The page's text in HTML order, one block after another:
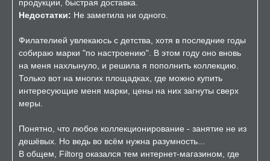
продукции, быстрая доставка.
Недостатки: Не заметила ни одного.
Филателией увлекаюсь с детства, хотя в последние годы
собираю марки "по настроению". В этом году оно вновь
на меня нахлынуло, и решила я пополнить коллекцию.
Только вот на многих площадках, где можно купить
интересующие меня марки, цены на них загнуты сверх
меры.
Понятно, что любое коллекционирование - занятие не из
дешёвых. Но ведь во всём нужна разумность...
В общем, Filtorg оказался тем интернет-магазином, где